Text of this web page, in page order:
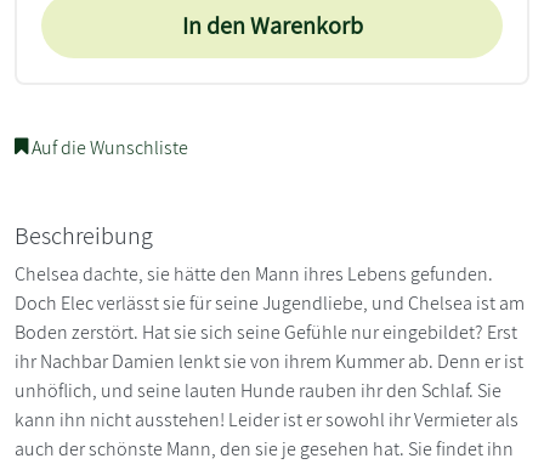
In den Warenkorb
Auf die Wunschliste
Beschreibung
Chelsea dachte, sie hätte den Mann ihres Lebens gefunden.
Doch Elec verlässt sie für seine Jugendliebe, und Chelsea ist am
Boden zerstört. Hat sie sich seine Gefühle nur eingebildet? Erst
ihr Nachbar Damien lenkt sie von ihrem Kummer ab. Denn er ist
unhöflich, und seine lauten Hunde rauben ihr den Schlaf. Sie
kann ihn nicht ausstehen! Leider ist er sowohl ihr Vermieter als
auch der schönste Mann, den sie je gesehen hat. Sie findet ihn